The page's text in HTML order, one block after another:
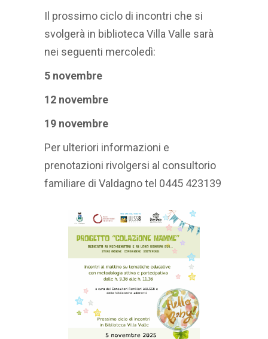
Il prossimo ciclo di incontri che si
svolgerà in biblioteca Villa Valle sarà
nei seguenti mercoledì:
5 novembre
12 novembre
19 novembre
Per ulteriori informazioni e
prenotazioni rivolgersi al consultorio
familiare di Valdagno tel 0445 423139